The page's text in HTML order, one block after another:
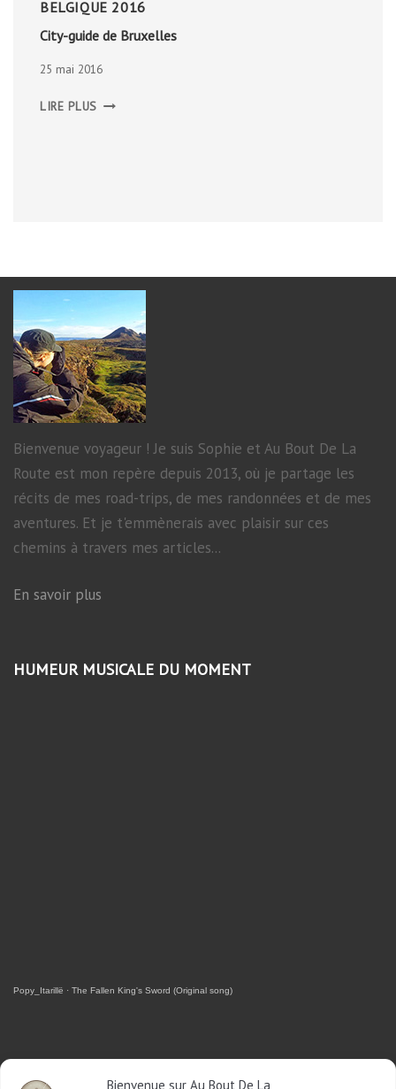
Bienvenue sur Au Bout De La
BELGIQUE 2016
City-guide de Bruxelles
25 mai 2016
LIRE PLUS GUIDE
Bienvenue voyageur ! Je suis Sophie et Au Bout De La
Route est mon repère depuis 2013, où je partage les
récits de mes road-trips, de mes randonnées et de mes
aventures. Et je t'emmènerais avec plaisir sur ces
chemins à travers mes articles...
En savoir plus
HUMEUR MUSICALE DU MOMENT
Popy_Itarillë · The Fallen King's Sword (Original song)
RETROUVEZ-MOI SUR FACEBOOK